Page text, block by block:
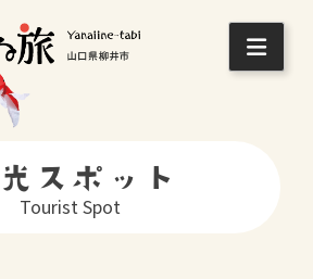
スポット
Tourist Spot